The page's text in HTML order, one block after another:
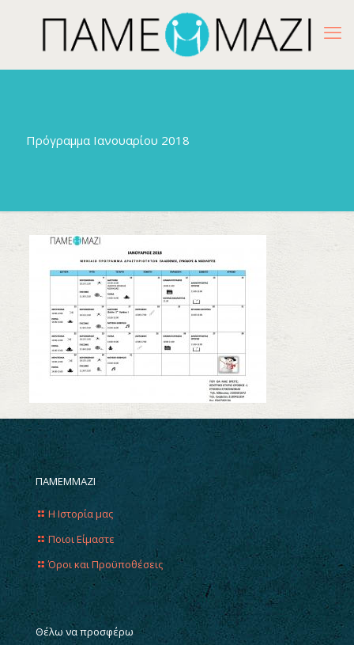
Πρόγραμμα Ιανουαρίου 2018
ΠΑΜΕΜΜΑΖΙ
Η Ιστορία μας
Ποιοι Είμαστε
Όροι και Προϋποθέσεις
Θέλω να προσφέρω